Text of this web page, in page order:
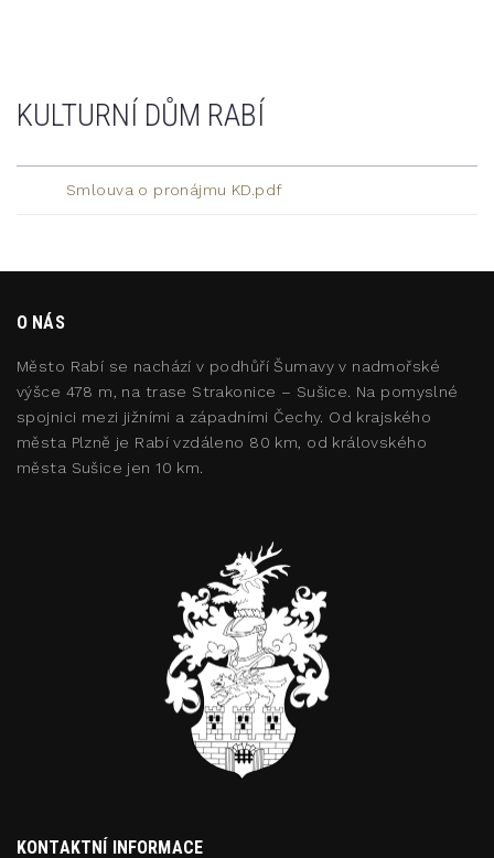
KULTURNÍ DŮM RABÍ
Smlouva o pronájmu KD.pdf
O NÁS
Město Rabí se nachází v podhůří Šumavy v nadmořské
výšce 478 m, na trase Strakonice – Sušice. Na pomyslné
spojnici mezi jižními a západními Čechy. Od krajského
města Plzně je Rabí vzdáleno 80 km, od královského
města Sušice jen 10 km.
KONTAKTNÍ INFORMACE